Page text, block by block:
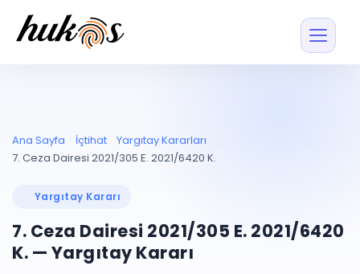
Entegrasyonu
UYAP ile otomatik
senkron
UYAP Evrak
Entegrasyonu
Evrakları tek tıkla aktarın
UETS Entegrasyonu
Tebligatları anında
görün
Kişiler ve
Müvekkil ve taraf
Blog
Ücretsiz Başlayın
Ana Sayfa İçtihat
Yargıtay Kararları
7. Ceza Dairesi 2021/305 E. 2021/6420 K.
Yargıtay Kararı
7. Ceza Dairesi 2021/305 E. 2021/6420
K. — Yargıtay Kararı